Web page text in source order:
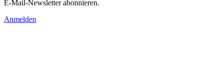
E-Mail-Newsletter abonnieren.
Anmelden